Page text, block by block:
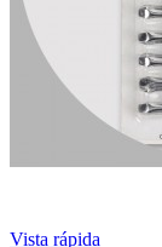
Vista rápida